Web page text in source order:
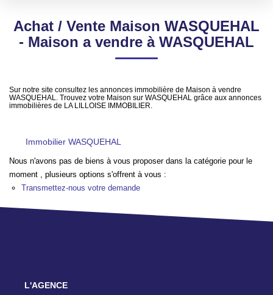
LOUER
GESTION LOCATIVE
TRANSACTIONS RÉALISÉES
NOTRE AGENCE
EN
Acheter Localisation
Type de bien
Surface min
Créer une alerte
Achat / Vente Maison WASQUEHAL
- Maison a vendre à WASQUEHAL
Sur notre site consultez les annonces immobilière de Maison à vendre
WASQUEHAL. Trouvez votre Maison sur WASQUEHAL grâce aux annonces
immobilières de LA LILLOISE IMMOBILIER.
Immobilier WASQUEHAL
Nous n'avons pas de biens à vous proposer dans la catégorie pour le
moment , plusieurs options s'offrent à vous :
Transmettez-nous votre demande
L'AGENCE